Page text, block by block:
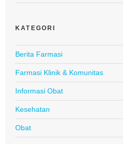
KATEGORI
Berita Farmasi
Farmasi Klinik & Komunitas
Informasi Obat
Kesehatan
Obat